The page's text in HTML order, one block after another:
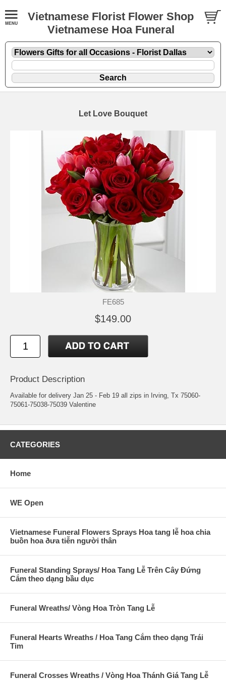
Vietnamese Florist Flower Shop
Vietnamese Hoa Funeral
Let Love Bouquet
FE685
$149.00
Product Description
Available for delivery Jan 25 - Feb 19 all zips in Irving, Tx 75060-
75061-75038-75039 Valentine
CATEGORIES
Home
WE Open
Vietnamese Funeral Flowers Sprays Hoa tang lễ hoa chia
buồn hoa ðưa tiễn người thân
Funeral Standing Sprays/ Hoa Tang Lễ Trên Cây Đứng
Cắm theo dạng bầu dục
Funeral Wreaths/ Vòng Hoa Tròn Tang Lễ
Funeral Hearts Wreaths / Hoa Tang Cắm theo dạng Trái
Tim
Funeral Crosses Wreaths / Vòng Hoa Thánh Giá Tang Lễ